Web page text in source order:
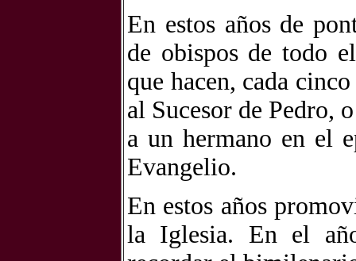
En estos años de
de obispos de todo
que hacen, cada
al Sucesor de Pedro,
a un hermano en el
Evangelio.
En estos años
la Iglesia. En el